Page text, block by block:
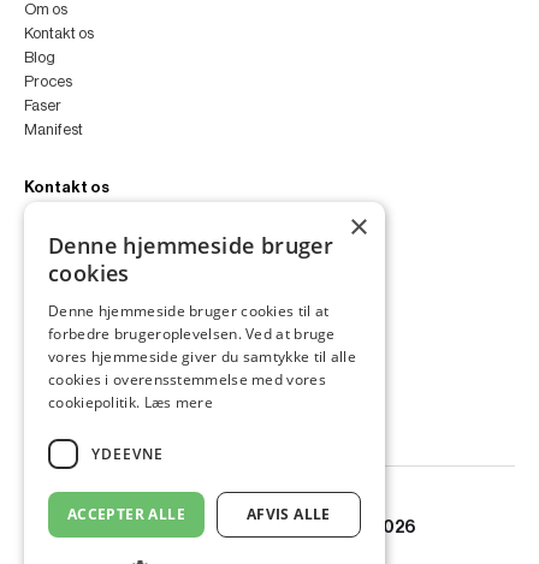
Om os
Kontakt os
Blog
Proces
Faser
Manifest
Kontakt os
+45 4252 0011
VA11a
2300 København S
CVR 43060287
Instagram
LinkedIn
© Copyright PETER FYLLGRAF 2026
×
Denne hjemmeside bruger
cookies
Denne hjemmeside bruger cookies til at
forbedre brugeroplevelsen. Ved at bruge
vores hjemmeside giver du samtykke til alle
cookies i overensstemmelse med vores
cookiepolitik. Læs mere
YDEEVNE
ACCEPTER ALLE AFVIS ALLE